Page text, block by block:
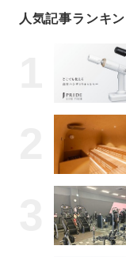
人気記事ランキ